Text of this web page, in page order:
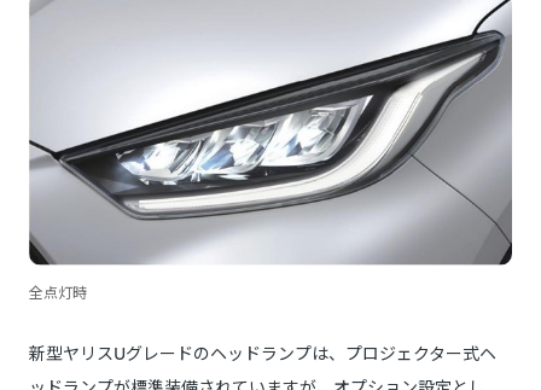
全点灯時
新型ヤリスUグレードのヘッドランプは、プロジェクター式ヘ